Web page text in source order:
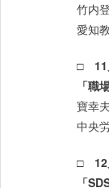
竹内
愛知
□ 11
「職
寶幸夫
中央
□ 12
「